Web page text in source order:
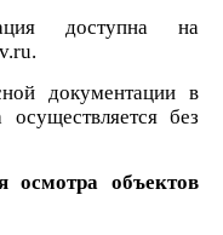
доступна на
документации в
без
осмотра объектов